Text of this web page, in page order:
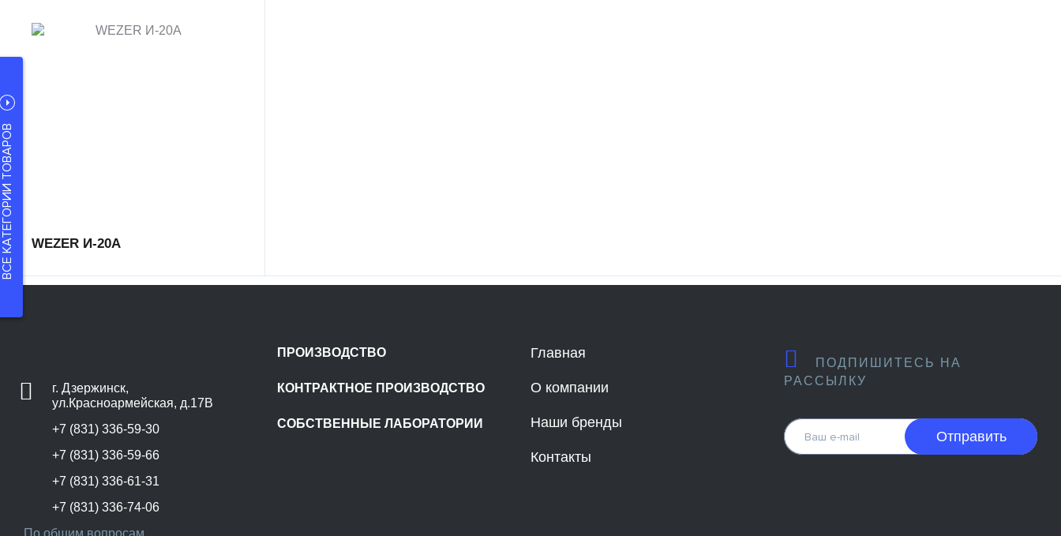
ВСЕ КАТЕГОРИИ ТОВАРОВ WEZER И-20А
г. Дзержинск,
ул.Красноармейская, д.17В
+7 (831) 336-59-30
+7 (831) 336-59-66
+7 (831) 336-61-31
+7 (831) 336-74-06
По общим вопросам
ПРОИЗВОДСТВО
КОНТРАКТНОЕ ПРОИЗВОДСТВО
СОБСТВЕННЫЕ ЛАБОРАТОРИИ
Главная
О компании
Наши бренды
Контакты
ПОДПИШИТЕСЬ НА
РАССЫЛКУ
Отправить